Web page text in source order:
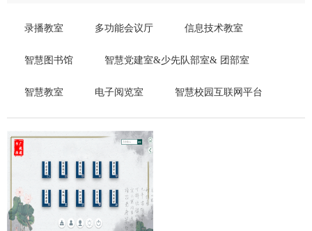
录播教室 多功能会议厅 信息技术教室
智慧图书馆 智慧党建室&少先队部室& 团部室
智慧教室 电子阅览室 智慧校园互联网平台